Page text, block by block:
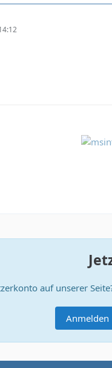
auf unserer
Anmelden